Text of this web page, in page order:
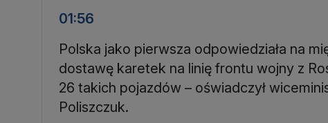
01:56
Polska jako pierwsza odpowiedziała na
dostawę karetek na linię frontu wojny z
26 takich pojazdów – oświadczył
Poliszczuk.